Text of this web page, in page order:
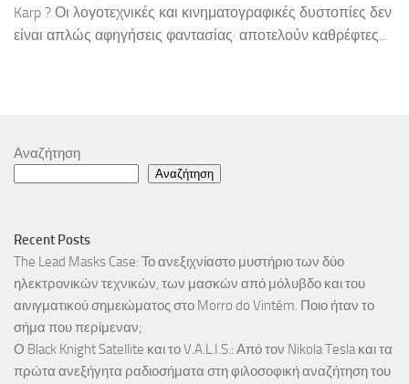
Karp ? Οι λογοτεχνικές και κινηματογραφικές δυστοπίες δεν
είναι απλώς αφηγήσεις φαντασίας· αποτελούν καθρέφτες...
Αναζήτηση
Αναζήτηση
Recent Posts
The Lead Masks Case: Το ανεξιχνίαστο μυστήριο των δύο
ηλεκτρονικών τεχνικών, των μασκών από μόλυβδο και του
αινιγματικού σημειώματος στο Morro do Vintém. Ποιο ήταν το
σήμα που περίμεναν;
Ο Black Knight Satellite και το V.A.L.I.S.: Από τον Nikola Tesla και τα
πρώτα ανεξήγητα ραδιοσήματα στη φιλοσοφική αναζήτηση του